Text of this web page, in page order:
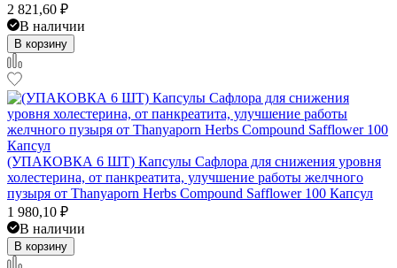
2 821,60 ₽
В наличии
В корзину
(УПАКОВКА 6 ШТ) Капсулы Сафлора для снижения уровня
холестерина, от панкреатита, улучшение работы желчного
пузыря от Thanyaporn Herbs Compound Safflower 100 Капсул
1 980,10 ₽
В наличии
В корзину